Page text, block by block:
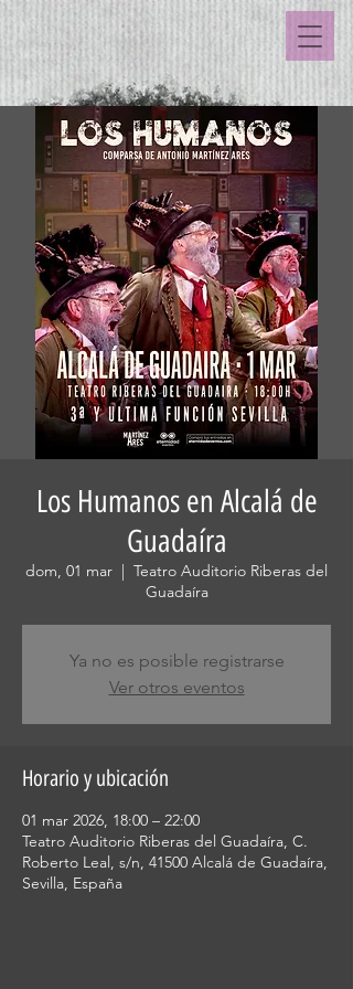
Los Humanos en Alcalá de
Guadaíra
dom, 01 mar
  |
Teatro Auditorio Riberas del
Guadaíra
Ya no es posible registrarse
Ver otros eventos
Horario y ubicación
01 mar 2026, 18:00 – 22:00
Teatro Auditorio Riberas del Guadaíra, C.
Roberto Leal, s/n, 41500 Alcalá de Guadaíra,
Sevilla, España